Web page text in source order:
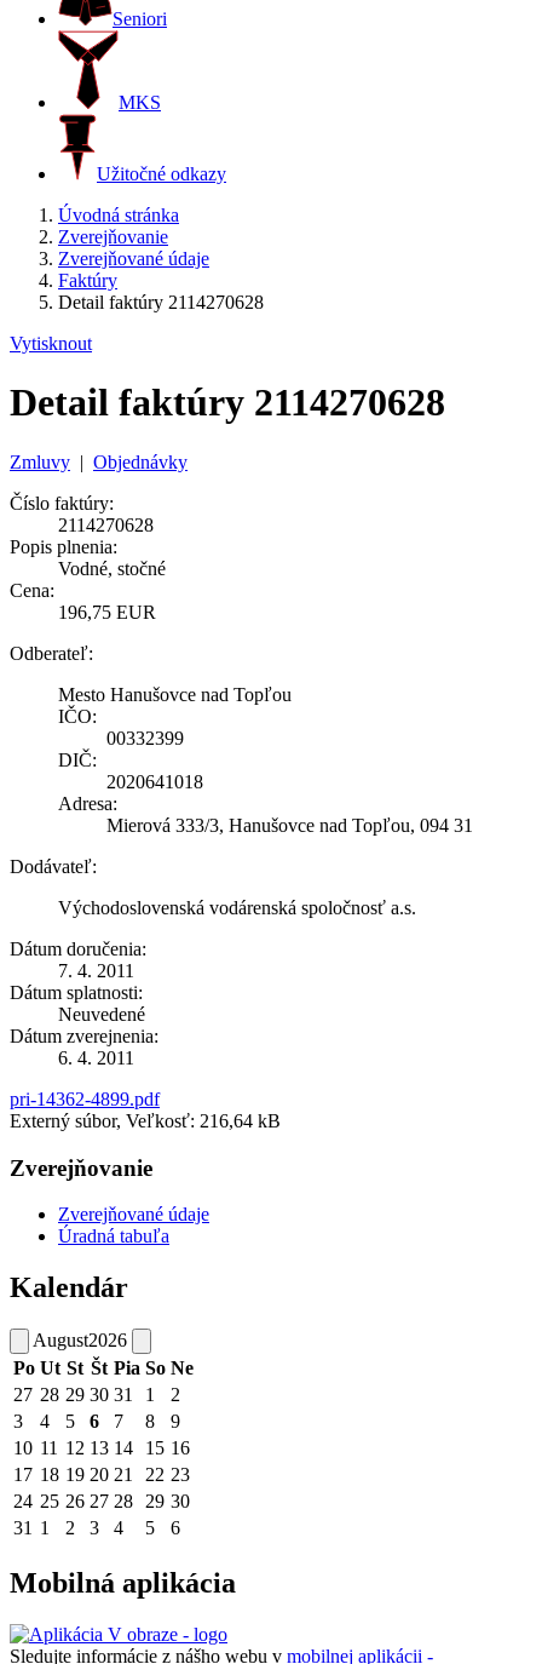
Seniori
MKS
Užitočné odkazy
Úvodná stránka
Zverejňovanie
Zverejňované údaje
Faktúry
Detail faktúry 2114270628
Vytisknout
Detail faktúry 2114270628
Zmluvy | Objednávky
Číslo faktúry:
2114270628
Popis plnenia:
Vodné, stočné
Cena:
196,75 EUR
Odberateľ:
Mesto Hanušovce nad Topľou
IČO:
00332399
DIČ:
2020641018
Adresa:
Mierová 333/3, Hanušovce nad Topľou, 094 31
Dodávateľ:
Východoslovenská vodárenská spoločnosť a.s.
Dátum doručenia:
7. 4. 2011
Dátum splatnosti:
Neuvedené
Dátum zverejnenia:
6. 4. 2011
pri-14362-4899.pdf
Externý súbor, Veľkosť: 216,64 kB
Zverejňovanie
Zverejňované údaje
Úradná tabuľa
Kalendár
August2026
Po Ut St Št Pia So Ne
27 28 29 30 31 1
2
3
4 5 6 7 8
9
10 11 12 13 14 15 16
17 18 19 20 21 22 23
24 25 26 27 28 29 30
31 1 2 3 4 5 6
Mobilná aplikácia
Sledujte informácie z nášho webu v mobilnej aplikácii -